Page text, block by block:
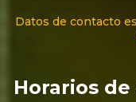
Datos de contacto
Horarios